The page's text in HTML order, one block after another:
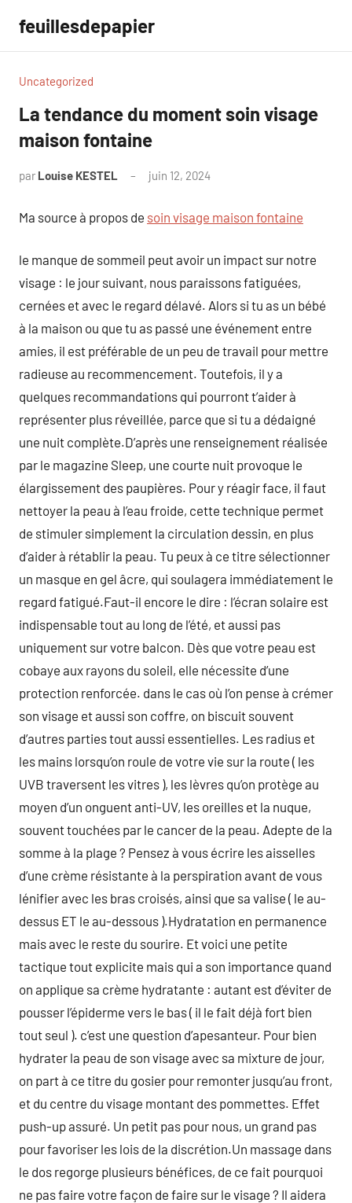
contenu
feuillesdepapier
Uncategorized
La tendance du moment soin visage
maison fontaine
par Louise KESTEL juin 12, 2024
Ma source à propos de soin visage maison fontaine
le manque de sommeil peut avoir un impact sur notre
visage : le jour suivant, nous paraissons fatiguées,
cernées et avec le regard délavé. Alors si tu as un bébé
à la maison ou que tu as passé une événement entre
amies, il est préférable de un peu de travail pour mettre
radieuse au recommencement. Toutefois, il y a
quelques recommandations qui pourront t’aider à
représenter plus réveillée, parce que si tu a dédaigné
une nuit complète.D’après une renseignement réalisée
par le magazine Sleep, une courte nuit provoque le
élargissement des paupières. Pour y réagir face, il faut
nettoyer la peau à l’eau froide, cette technique permet
de stimuler simplement la circulation dessin, en plus
d’aider à rétablir la peau. Tu peux à ce titre sélectionner
un masque en gel âcre, qui soulagera immédiatement le
regard fatigué.Faut-il encore le dire : l’écran solaire est
indispensable tout au long de l’été, et aussi pas
uniquement sur votre balcon. Dès que votre peau est
cobaye aux rayons du soleil, elle nécessite d’une
protection renforcée. dans le cas où l’on pense à crémer
son visage et aussi son coffre, on biscuit souvent
d’autres parties tout aussi essentielles. Les radius et
les mains lorsqu’on roule de votre vie sur la route ( les
UVB traversent les vitres ), les lèvres qu’on protège au
moyen d’un onguent anti-UV, les oreilles et la nuque,
souvent touchées par le cancer de la peau. Adepte de la
somme à la plage ? Pensez à vous écrire les aisselles
d’une crème résistante à la perspiration avant de vous
lénifier avec les bras croisés, ainsi que sa valise ( le au-
dessus ET le au-dessous ).Hydratation en permanence
mais avec le reste du sourire. Et voici une petite
tactique tout explicite mais qui a son importance quand
on applique sa crème hydratante : autant est d’éviter de
pousser l’épiderme vers le bas ( il le fait déjà fort bien
tout seul ). c’est une question d’apesanteur. Pour bien
hydrater la peau de son visage avec sa mixture de jour,
on part à ce titre du gosier pour remonter jusqu’au front,
et du centre du visage montant des pommettes. Effet
push-up assuré. Un petit pas pour nous, un grand pas
pour favoriser les lois de la discrétion.Un massage dans
le dos regorge plusieurs bénéfices, de ce fait pourquoi
ne pas faire votre façon de faire sur le visage ? Il aidera